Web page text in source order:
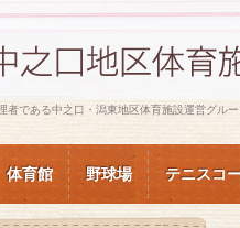
者である中之口・潟東地区体育施設運営グルー
体育館 野球場 テニスコ